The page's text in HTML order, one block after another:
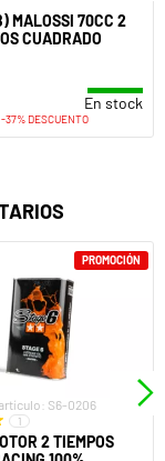
MALOSSI 70CC 2
CUADRADO
En stock
-37% DESCUENTO
S6-0206
1
2 TIEMPOS
PROMOCIÓN